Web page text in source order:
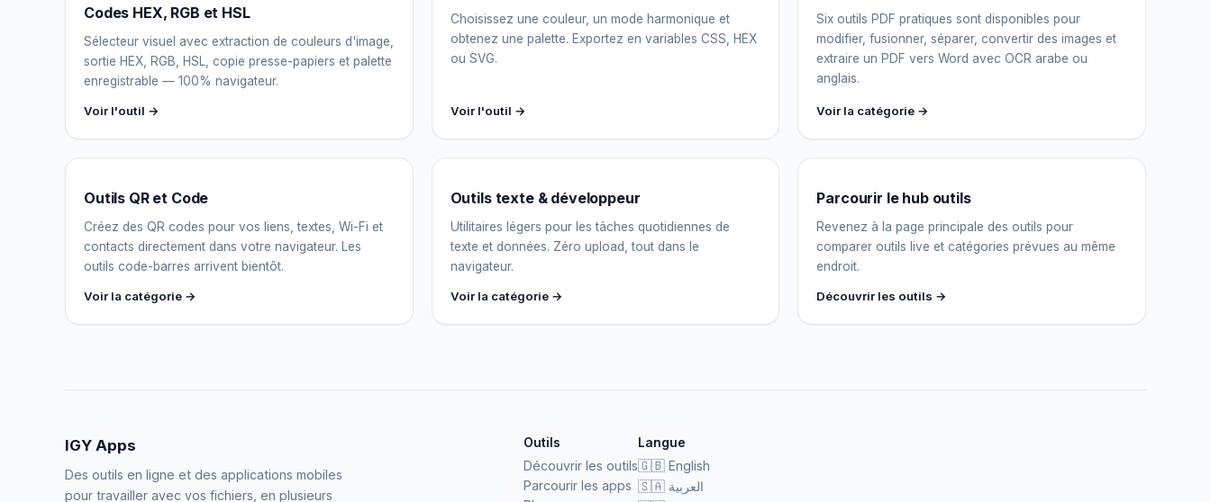
Codes HEX, RGB et HSL
Sélecteur visuel avec extraction de couleurs d'image,
sortie HEX, RGB, HSL, copie presse-papiers et palette
enregistrable — 100% navigateur.
Voir l'outil →
Choisissez une couleur, un mode harmonique et
obtenez une palette. Exportez en variables CSS, HEX
ou SVG.
Voir l'outil →
Six outils PDF pratiques sont disponibles pour
modifier, fusionner, séparer, convertir des images et
extraire un PDF vers Word avec OCR arabe ou
anglais.
Voir la catégorie →
Outils QR et Code
Créez des QR codes pour vos liens, textes, Wi-Fi et
contacts directement dans votre navigateur. Les
outils code-barres arrivent bientôt.
Voir la catégorie →
Outils texte & développeur
Utilitaires légers pour les tâches quotidiennes de
texte et données. Zéro upload, tout dans le
navigateur.
Voir la catégorie →
Parcourir le hub outils
Revenez à la page principale des outils pour
comparer outils live et catégories prévues au même
endroit.
Découvrir les outils →
IGY Apps
Des outils en ligne et des applications mobiles
pour travailler avec vos fichiers, en plusieurs
Outils
Découvrir les outils
Parcourir les apps
Langue
🇬🇧 English
🇸🇦 العربية